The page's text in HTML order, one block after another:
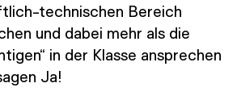
technischen Bereich
und dabei mehr als die
in der Klasse ansprechen
Ja!